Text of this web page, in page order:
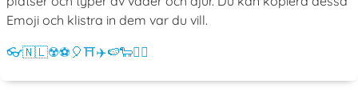
Emoji och klistra in dem var du vill.
👓🇳🇱☢️⚽ 🎈⛩️✈️🍉🐑💁‍♀️